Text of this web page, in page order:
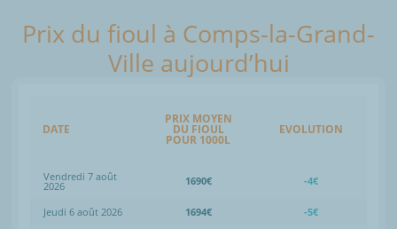
Prix du fioul à Comps-la-Grand-
Ville aujourd’hui
DATE
PRIX MOYEN
DU FIOUL
POUR 1000L
EVOLUTION
Vendredi 7 août
2026 1690€ -4€
Jeudi 6 août 2026 1694€
-5€